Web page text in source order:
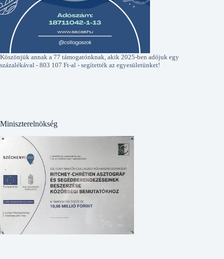
Köszönjük annak a 77 támogatónknak, akik 2025-ben adójuk egy
százalékával - 803 107 Ft-al - segítették az egyesületünket!
Miniszterelnökség